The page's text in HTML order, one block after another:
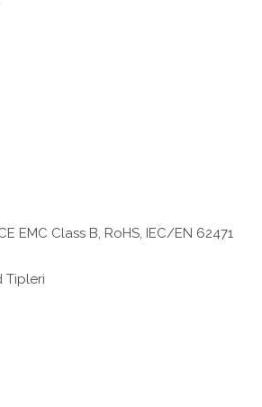
EMC Class B, RoHS, IEC/EN 62471
Tipleri